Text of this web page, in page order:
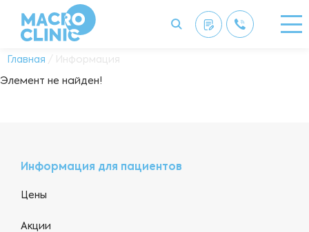
Главная / Информация
Элемент не найден!
Информация для пациентов
Цены
Акции